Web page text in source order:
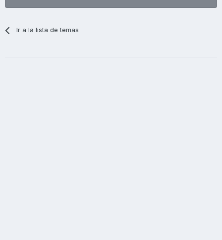
Ir a la lista de temas